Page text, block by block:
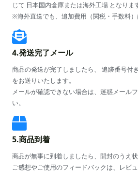
じて 日本国内倉庫または海外工場 となりま
※海外直送でも、追加費用（関税・手数料）
4.発送完了メール
商品の発送が完了しましたら、 追跡番号付
をお送りいたします。
メールが確認できない場合は、迷惑メール
い。
5.商品到着
商品が無事に到着しましたら、開封のうえ状
ご感想やご使用のフィードバックは、レビ